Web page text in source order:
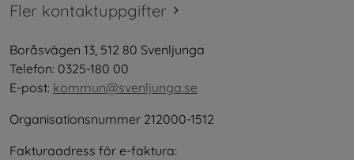
Fler kontaktuppgifter
Boråsvägen 13, 512 80 Svenljunga
Telefon: 0325-180 00
E-post: kommun@svenljunga.se
Organisationsnummer 212000-1512
Fakturaadress för e-faktura: